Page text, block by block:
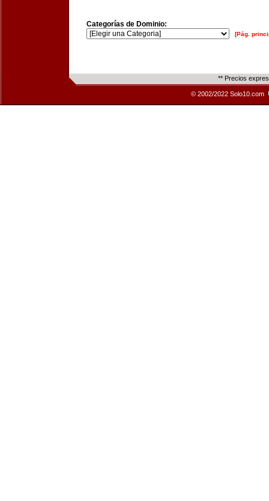
Categorías de Dominio:
[Pág.
** Precios
© 2002/2022 Solo10.com